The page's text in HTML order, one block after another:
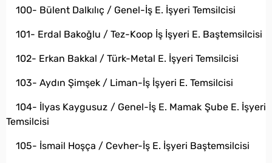
100- Bülent Dalkılıç / Genel-İş E. İşyeri Temsilcisi
101- Erdal Bakoğlu / Tez-Koop İş İşyeri E. Baştemsilcisi
102- Erkan Bakkal / Türk-Metal E. İşyeri Temsilcisi
103- Aydın Şimşek / Liman-İş İşyeri E. Temsilcisi
104- İlyas Kaygusuz / Genel-İş E. Mamak Şube E. İşyeri
Temsilcisi
105- İsmail Hoşça / Cevher-İş E. İşyeri Baştemsilcisi